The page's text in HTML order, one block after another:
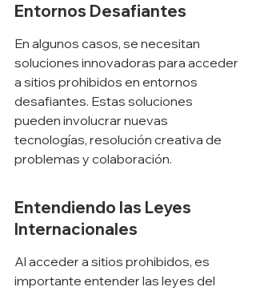
Entornos Desafiantes
En algunos casos, se necesitan
soluciones innovadoras para acceder
a sitios prohibidos en entornos
desafiantes. Estas soluciones
pueden involucrar nuevas
tecnologías, resolución creativa de
problemas y colaboración.
Entendiendo las Leyes
Internacionales
Al acceder a sitios prohibidos, es
importante entender las leyes del